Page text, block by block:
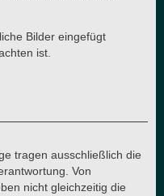
Bilder eingefügt
ist.
tragen ausschließlich die
Von
nicht gleichzeitig die